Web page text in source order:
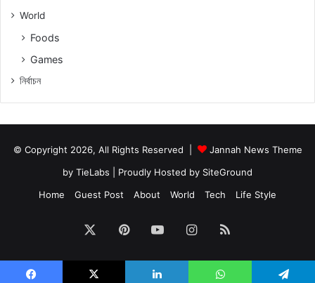
World
Foods
Games
নিৰ্বাচন
© Copyright 2026, All Rights Reserved |
Jannah News Theme
by TieLabs | Proudly Hosted by SiteGround
Home
Guest Post About World Tech Life Style
PinterestYouTubeInstagram